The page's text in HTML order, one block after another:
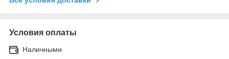
Условия оплаты
Наличными